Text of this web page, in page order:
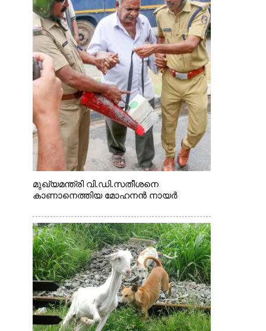
മുഖ്യമന്ത്രി വി.ഡി.സതീശനെ
കാണാനെത്തിയ മോഹനൻ നായർ